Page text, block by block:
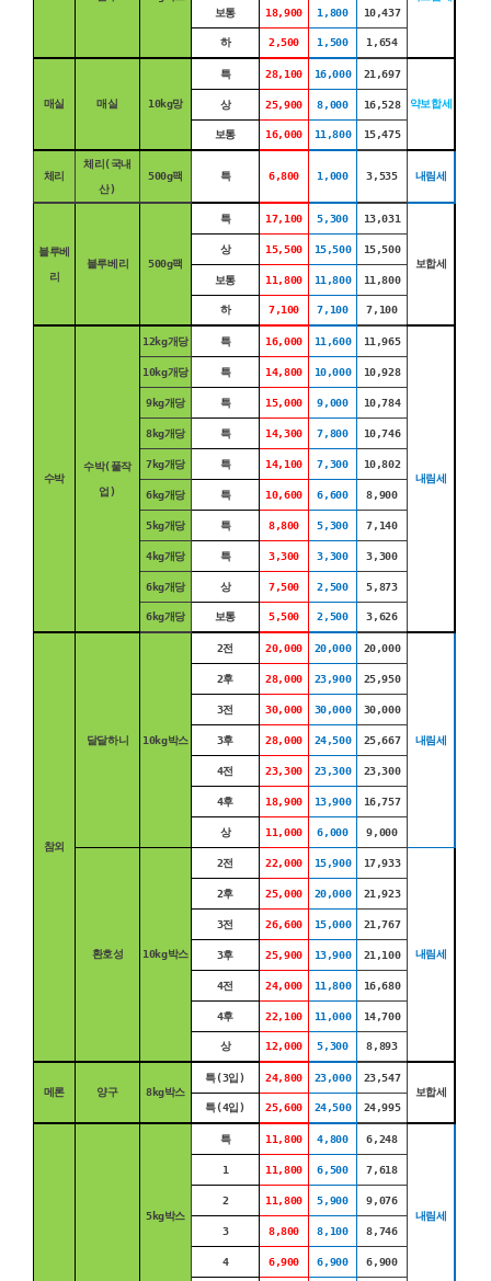
보통
18,900 1,800 10,437
하 2,500 1,500 1,654
매실 매실 10kg망
특 28,100 16,000 21,697
약보합세
상 25,900 8,000 16,528
보통 16,000 11,800 15,475
체리
체리(국내
산)
500g팩 특 6,800 1,000 3,535 내림세
블루베
리
블루베리 500g팩
특 17,100 5,300 13,031
보합세
상 15,500 15,500 15,500
보통 11,800 11,800 11,800
하 7,100 7,100 7,100
수박
수박(풀작
업)
12kg개당 특 16,000 11,600 11,965
내림세
10kg개당 특 14,800 10,000 10,928
9kg개당 특 15,000 9,000 10,784
8kg개당 특 14,300 7,800 10,746
7kg개당 특 14,100 7,300 10,802
6kg개당 특 10,600 6,600 8,900
5kg개당 특 8,800 5,300 7,140
4kg개당 특 3,300 3,300 3,300
6kg개당 상 7,500 2,500 5,873
6kg개당 보통 5,500 2,500 3,626
참외
달달하니 10kg박스
2전 20,000 20,000 20,000
내림세
2후 28,000 23,900 25,950
3전 30,000 30,000 30,000
3후 28,000 24,500 25,667
4전 23,300 23,300 23,300
4후 18,900 13,900 16,757
상 11,000 6,000 9,000
환호성 10kg박스
2전 22,000 15,900 17,933
내림세
2후 25,000 20,000 21,923
3전 26,600 15,000 21,767
3후 25,900 13,900 21,100
4전 24,000 11,800 16,680
4후 22,100 11,000 14,700
상 12,000 5,300 8,893
메론 양구 8kg박스
특(3입) 24,800 23,000
23,547
보합세
특(4입)
25,600 24,500 24,995
5kg박스
특 11,800 4,800 6,248
내림세
1 11,800 6,500 7,618
2 11,800 5,900 9,076
3 8,800 8,100 8,746
4 6,900 6,900 6,900